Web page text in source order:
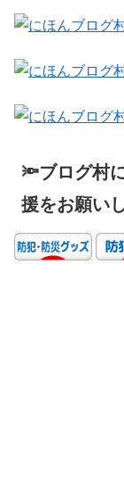
🔦ブログ
援をお願い